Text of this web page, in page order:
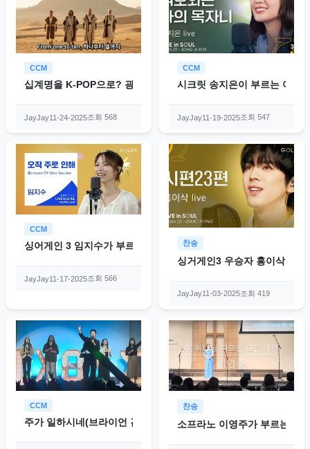
CCM
십계명을 K-POP으로? 광야에서 터진 힙합 암기송 | 성경 찬양
JayJay11-24-2025조회 568
CCM
시크릿 송지은이 부르는 여호
JayJay11-19-2025조회 547
CCM
싱어게인 3 임지수가 부르는 오직 주로 인해(Because Of Who
JayJay11-17-2025조회 566
찬송
싱거게인3 우승자 홍이삭이
JayJay11-03-2025조회 419
CCM
주가 일하시네(브라이언 김 & 러빙워십)
찬송
소프라노 이영주가 부르는 '주